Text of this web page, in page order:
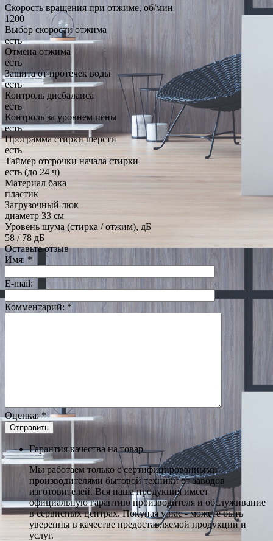
Скорость вращения при отжиме, об/мин
1200
Выбор скорости отжима
есть
Отмена отжима
есть
Защита от протечек воды
есть
Контроль дисбаланса
есть
Контроль за уровнем пены
есть
Программа стирки шерсти
есть
Таймер отсрочки начала стирки
есть (до 24 ч)
Материал бака
пластик
Загрузочный люк
диаметр 33 см
Уровень шума (стирка / отжим), дБ
58 / 78 дБ
Оставьте отзыв
Имя: *
E-mail:
Комментарий: *
Оценка:*
Гарантия качества на товар
Мы работаем только с сертифицированными
производителями бытовой техники от заводов
изготовителей. Вся наша продукция имеет
официальную гарантию производителя и обслуживание
в сервисных центрах. Покупая у нас - можете быть
уверенны в качестве предоставляемой продукции и
услуг.